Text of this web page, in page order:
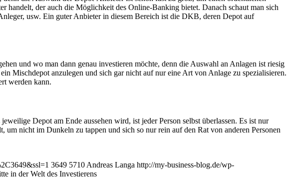
handelt, der auch die Möglichkeit des Online-Banking bietet. Danach schaut man sich
usw. Ein guter Anbieter in diesem Bereich ist die DKB, deren Depot auf
und wo man dann genau investieren möchte, denn die Auswahl an Anlagen ist riesig
Mischdepot anzulegen und sich gar nicht auf nur eine Art von Anlage zu spezialisieren.
werden kann.
Depot am Ende aussehen wird, ist jeder Person selbst überlassen. Es ist nur
nicht im Dunkeln zu tappen und sich so nur rein auf den Rat von anderen Personen
3649 5710 Andreas Langa http://my-business-blog.de/wp-
in der Welt des Investierens